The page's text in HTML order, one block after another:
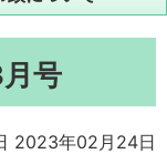
号
2023年02月24日